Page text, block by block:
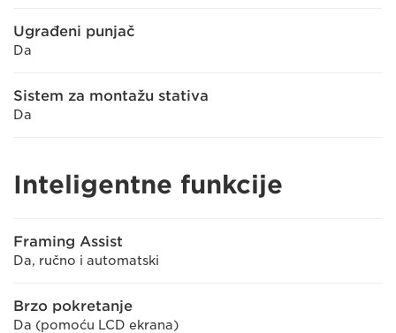
Ugrađeni punjač
Da
Sistem za montažu stativa
Da
Inteligentne funkcije
Framing Assist
Da, ručno i automatski
Brzo pokretanje
Da (pomoću LCD ekrana)